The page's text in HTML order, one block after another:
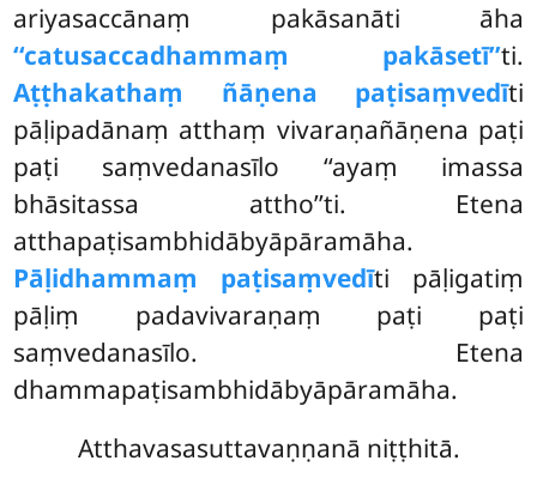
ariyasaccānaṃ pakāsanāti āha
‘‘catusaccadhammaṃ pakāsetī’’ti.
Aṭṭhakathaṃ ñāṇena paṭisaṃvedīti
pāḷipadānaṃ atthaṃ vivaraṇañāṇena paṭi
paṭi saṃvedanasīlo ‘‘ayaṃ imassa
bhāsitassa attho’’ti. Etena
atthapaṭisambhidābyāpāramāha.
Pāḷidhammaṃ paṭisaṃvedīti pāḷigatiṃ
pāḷiṃ padavivaraṇaṃ paṭi paṭi
saṃvedanasīlo. Etena
dhammapaṭisambhidābyāpāramāha.
Atthavasasuttavaṇṇanā niṭṭhitā.